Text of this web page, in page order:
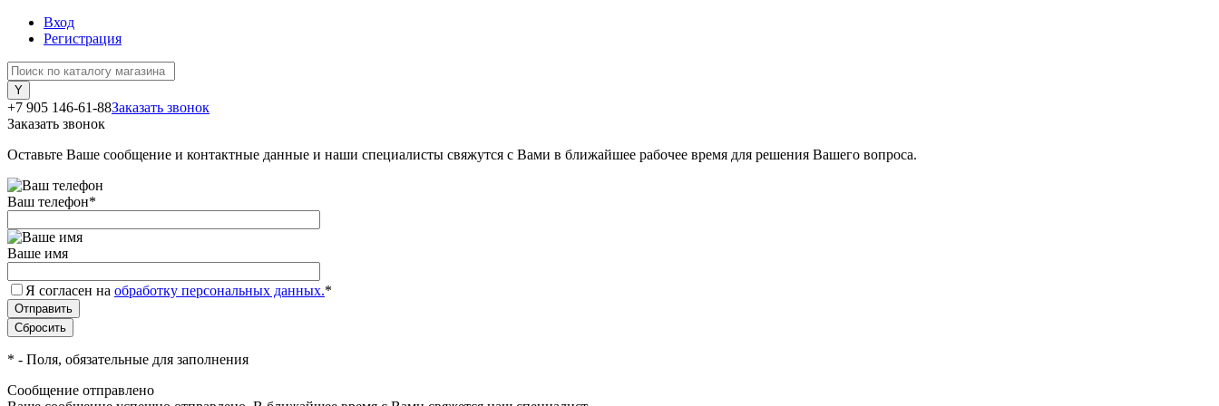
Вход
Регистрация
+7 905 146-61-88Заказать звонок
Заказать звонок
Оставьте Ваше сообщение и контактные данные и наши специалисты свяжутся с Вами в ближайшее рабочее время для решения Вашего вопроса.
Ваш телефон*
Ваше имя
Я согласен на обработку персональных данных.*
* - Поля, обязательные для заполнения
Сообщение отправлено